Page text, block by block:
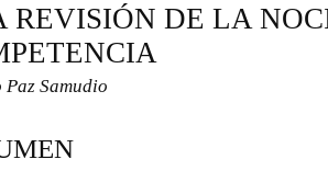
REVISIÓN DE LA
Paz Samudio